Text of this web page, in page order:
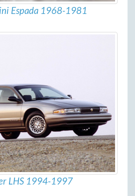
Espada 1968-1981
LHS 1994-1997